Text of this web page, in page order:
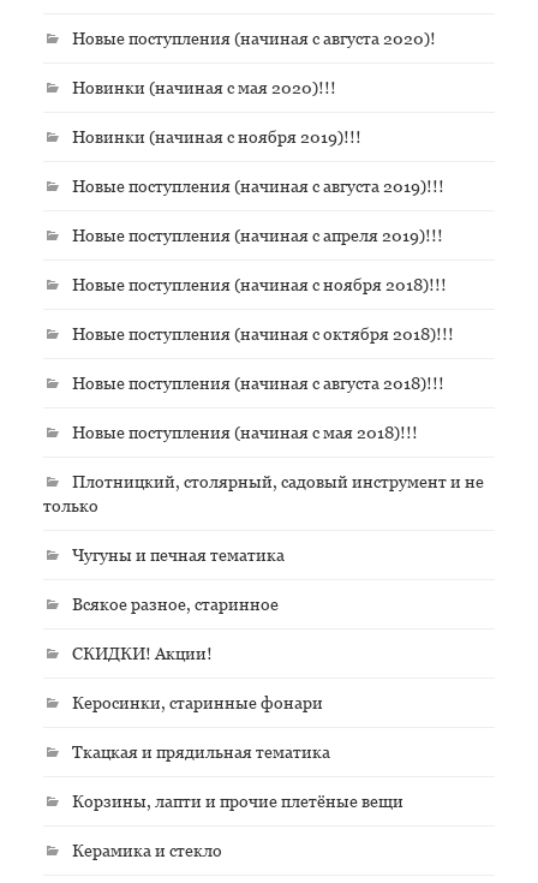
Новые поступления (начиная с августа 2020)!
Новинки (начиная с мая 2020)!!!
Новинки (начиная с ноября 2019)!!!
Новые поступления (начиная с августа 2019)!!!
Новые поступления (начиная с апреля 2019)!!!
Новые поступления (начиная с ноября 2018)!!!
Новые поступления (начиная с октября 2018)!!!
Новые поступления (начиная с августа 2018)!!!
Новые поступления (начиная с мая 2018)!!!
Плотницкий, столярный, садовый инструмент и не
только
Чугуны и печная тематика
Всякое разное, старинное
СКИДКИ! Акции!
Керосинки, старинные фонари
Ткацкая и прядильная тематика
Корзины, лапти и прочие плетёные вещи
Керамика и стекло